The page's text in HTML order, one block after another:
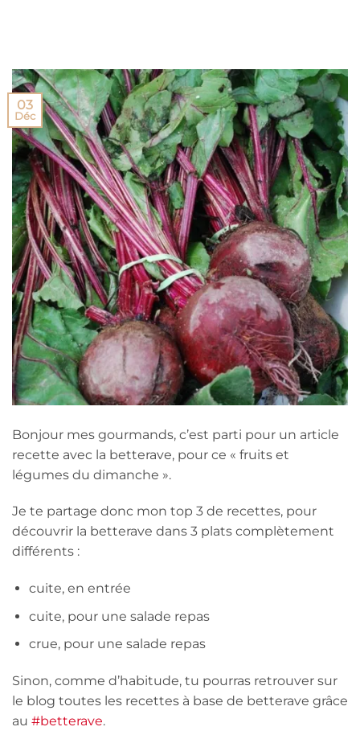
03
Déc
Bonjour mes gourmands, c’est parti pour un article
recette avec la betterave, pour ce « fruits et
légumes du dimanche ».
Je te partage donc mon top 3 de recettes, pour
découvrir la betterave dans 3 plats complètement
différents :
cuite, en entrée
cuite, pour une salade repas
crue, pour une salade repas
Sinon, comme d’habitude, tu pourras retrouver sur
le blog toutes les recettes à base de betterave grâce
au #betterave.